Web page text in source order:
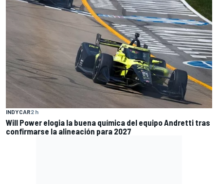
INDYCAR2 h
Will Power elogia la buena química del equipo Andretti tras
confirmarse la alineación para 2027